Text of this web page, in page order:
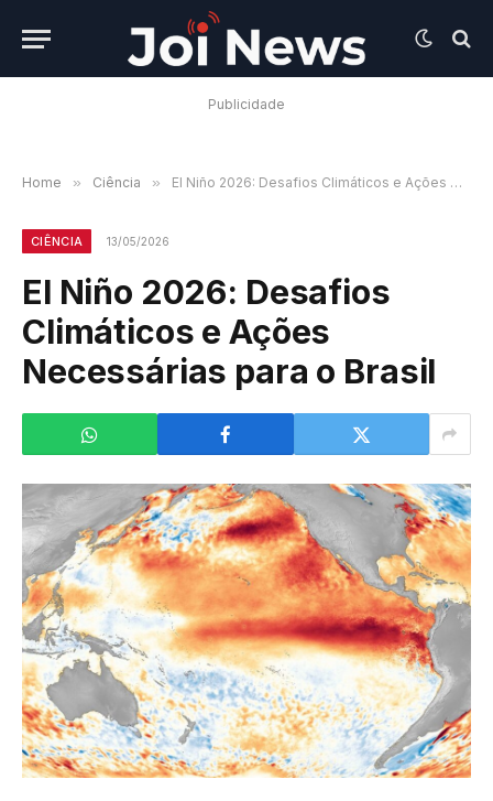
Publicidade
Home » Ciência » El Niño 2026: Desafios Climáticos e Ações Necessárias para o Brasil
CIÊNCIA 13/05/2026
El Niño 2026: Desafios
Climáticos e Ações
Necessárias para o Brasil